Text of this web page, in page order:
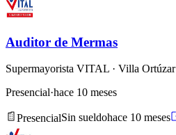
Auditor de Mermas
Supermayorista VITAL · Villa Ortúzar
Presencial·hace 10 meses
PresencialSin sueldohace 10 meses